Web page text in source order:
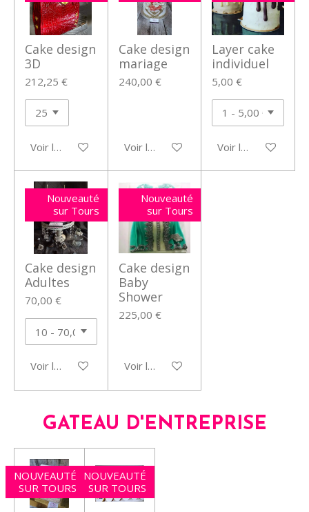
Cake design
3D
212,25 €
Voir les détails
Cake design
mariage
240,00 €
Voir les détails
Layer cake
individuel
5,00 €
Voir les détails
Nouveauté
sur Tours
Cake design
Adultes
70,00 €
Voir les détails
Nouveauté
sur Tours
Cake design
Baby
Shower
225,00 €
Voir les détails
GATEAU D'ENTREPRISE
NOUVEAUTÉ
SUR TOURS
NOUVEAUTÉ
SUR TOURS